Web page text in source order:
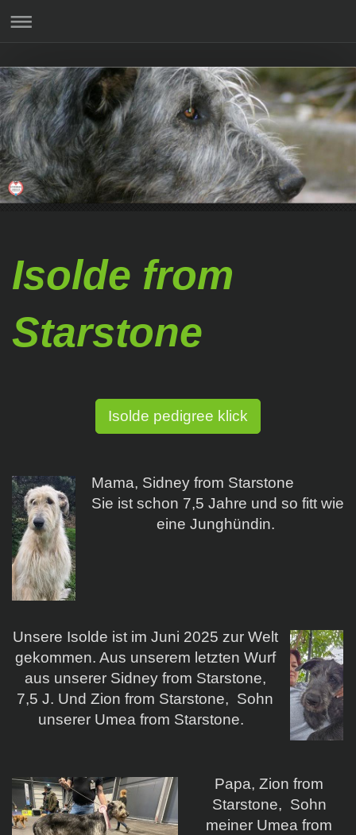
Isolde from
Starstone
Isolde pedigree klick
Mama, Sidney from Starstone
Sie ist schon 7,5 Jahre und so fitt wie
eine Junghündin.
Unsere Isolde ist im Juni 2025 zur Welt
gekommen. Aus unserem letzten Wurf
aus unserer Sidney from Starstone,
7,5 J. Und Zion from Starstone, Sohn
unserer Umea from Starstone.
Papa, Zion from
Starstone, Sohn
meiner Umea from